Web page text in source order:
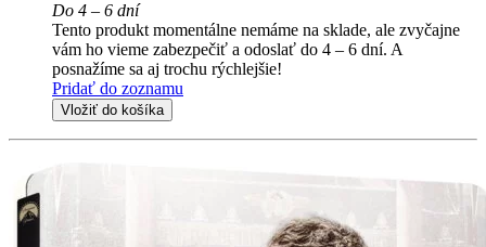
Do 4 – 6 dní
Tento produkt momentálne nemáme na sklade, ale zvyčajne
vám ho vieme zabezpečiť a odoslať do 4 – 6 dní. A
posnažíme sa aj trochu rýchlejšie!
Pridať do zoznamu
Vložiť do košíka